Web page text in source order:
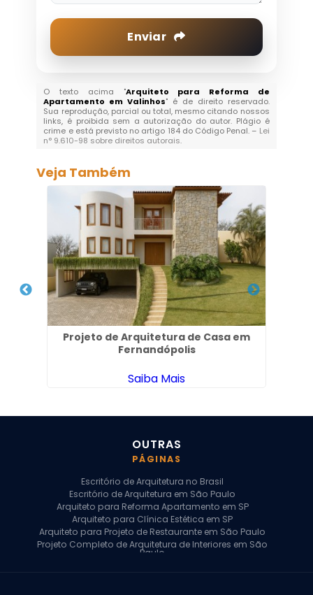
Enviar
O texto acima "Arquiteto para Reforma de
Apartamento em Valinhos" é de direito reservado.
Sua reprodução, parcial ou total, mesmo citando nossos
links, é proibida sem a autorização do autor. Plágio é
crime e está previsto no artigo 184 do Código Penal. – Lei
n° 9.610-98 sobre direitos autorais.
Veja Também
Projeto de Arquitetura de Casa em
Fernandópolis
Saiba Mais
OUTRAS
PÁGINAS
Escritório de Arquitetura no Brasil
Escritório de Arquitetura em São Paulo
Arquiteto para Reforma Apartamento em SP
Arquiteto para Clínica Estética em SP
Arquiteto para Projeto de Restaurante em São Paulo
Projeto Completo de Arquitetura de Interiores em São
Paulo